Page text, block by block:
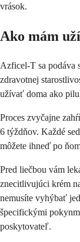
vrások.
Ako mám
Azficel-T sa podáva
zdravotnej
užívať doma ako
Proces zvyčajne
6 týždňov. Každé
môžete ihneď po
Pred liečbou vám
znecitlivujúci krém
nemusíte vyhýbať
špecifickými
poskytovateľ.